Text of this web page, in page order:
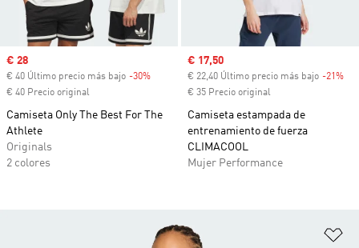
Precio de venta
€ 28
€ 40 Último precio más bajo -30% Descuento
€ 40 Precio original
Camiseta Only The Best For The
Athlete
Originals
2 colores
Precio de venta
€ 17,50
€ 22,40 Último precio más bajo -21%
€ 35 Precio original
Camiseta estampada de
entrenamiento de fuerza
CLIMACOOL
Mujer Performance